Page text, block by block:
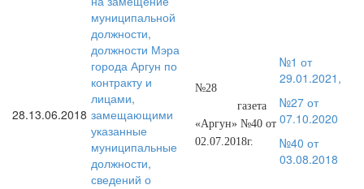
28.13.06.2018
муниципальной
должности,
должности Мэра
города Аргун по
контракту и
лицами,
замещающими
указанные
муниципальные
должности,
сведений о
№28
газета
«Аргун» №40 от
02.07.2018г.
№1 от
29.01.2021,
№27 от
07.10.2020
№40 от
03.08.2018